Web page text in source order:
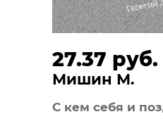
27.37 руб.
Мишин М.
С кем себя и